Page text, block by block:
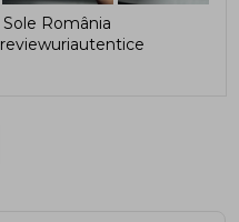
România